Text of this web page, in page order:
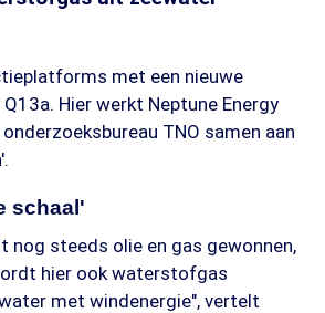
met een nieuwe
Hier werkt Neptune Energy
TNO samen aan
schaal'
nog steeds olie en gas gewonnen,
hier ook waterstofgas
met windenergie", vertelt